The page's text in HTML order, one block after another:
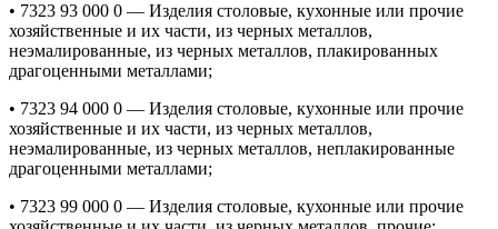
• 7323 93 000 0 — Изделия столовые, кухонные или прочие
хозяйственные и их части, из черных металлов,
неэмалированные, из черных металлов, плакированных
драгоценными металлами;
• 7323 94 000 0 — Изделия столовые, кухонные или прочие
хозяйственные и их части, из черных металлов,
неэмалированные, из черных металлов, неплакированные
драгоценными металлами;
• 7323 99 000 0 — Изделия столовые, кухонные или прочие